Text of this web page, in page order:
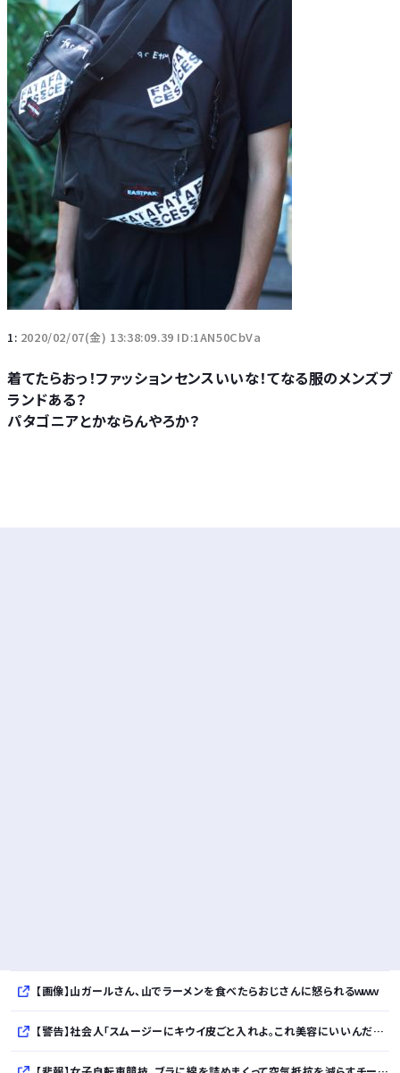
1: 2020/02/07(金) 13:38:09.39 ID:1AN50CbVa
着てたらおっ！ファッションセンスいいな！てなる服のメンズブ
ランドある？
パタゴニアとかならんやろか？
【画像】山ガールさん、山でラーメンを食べたらおじさんに怒られるｗｗｗ
【警告】社会人「スムージーにキウイ皮ごと入れよ。これ美容にいいんだよね〜」→ 結果…